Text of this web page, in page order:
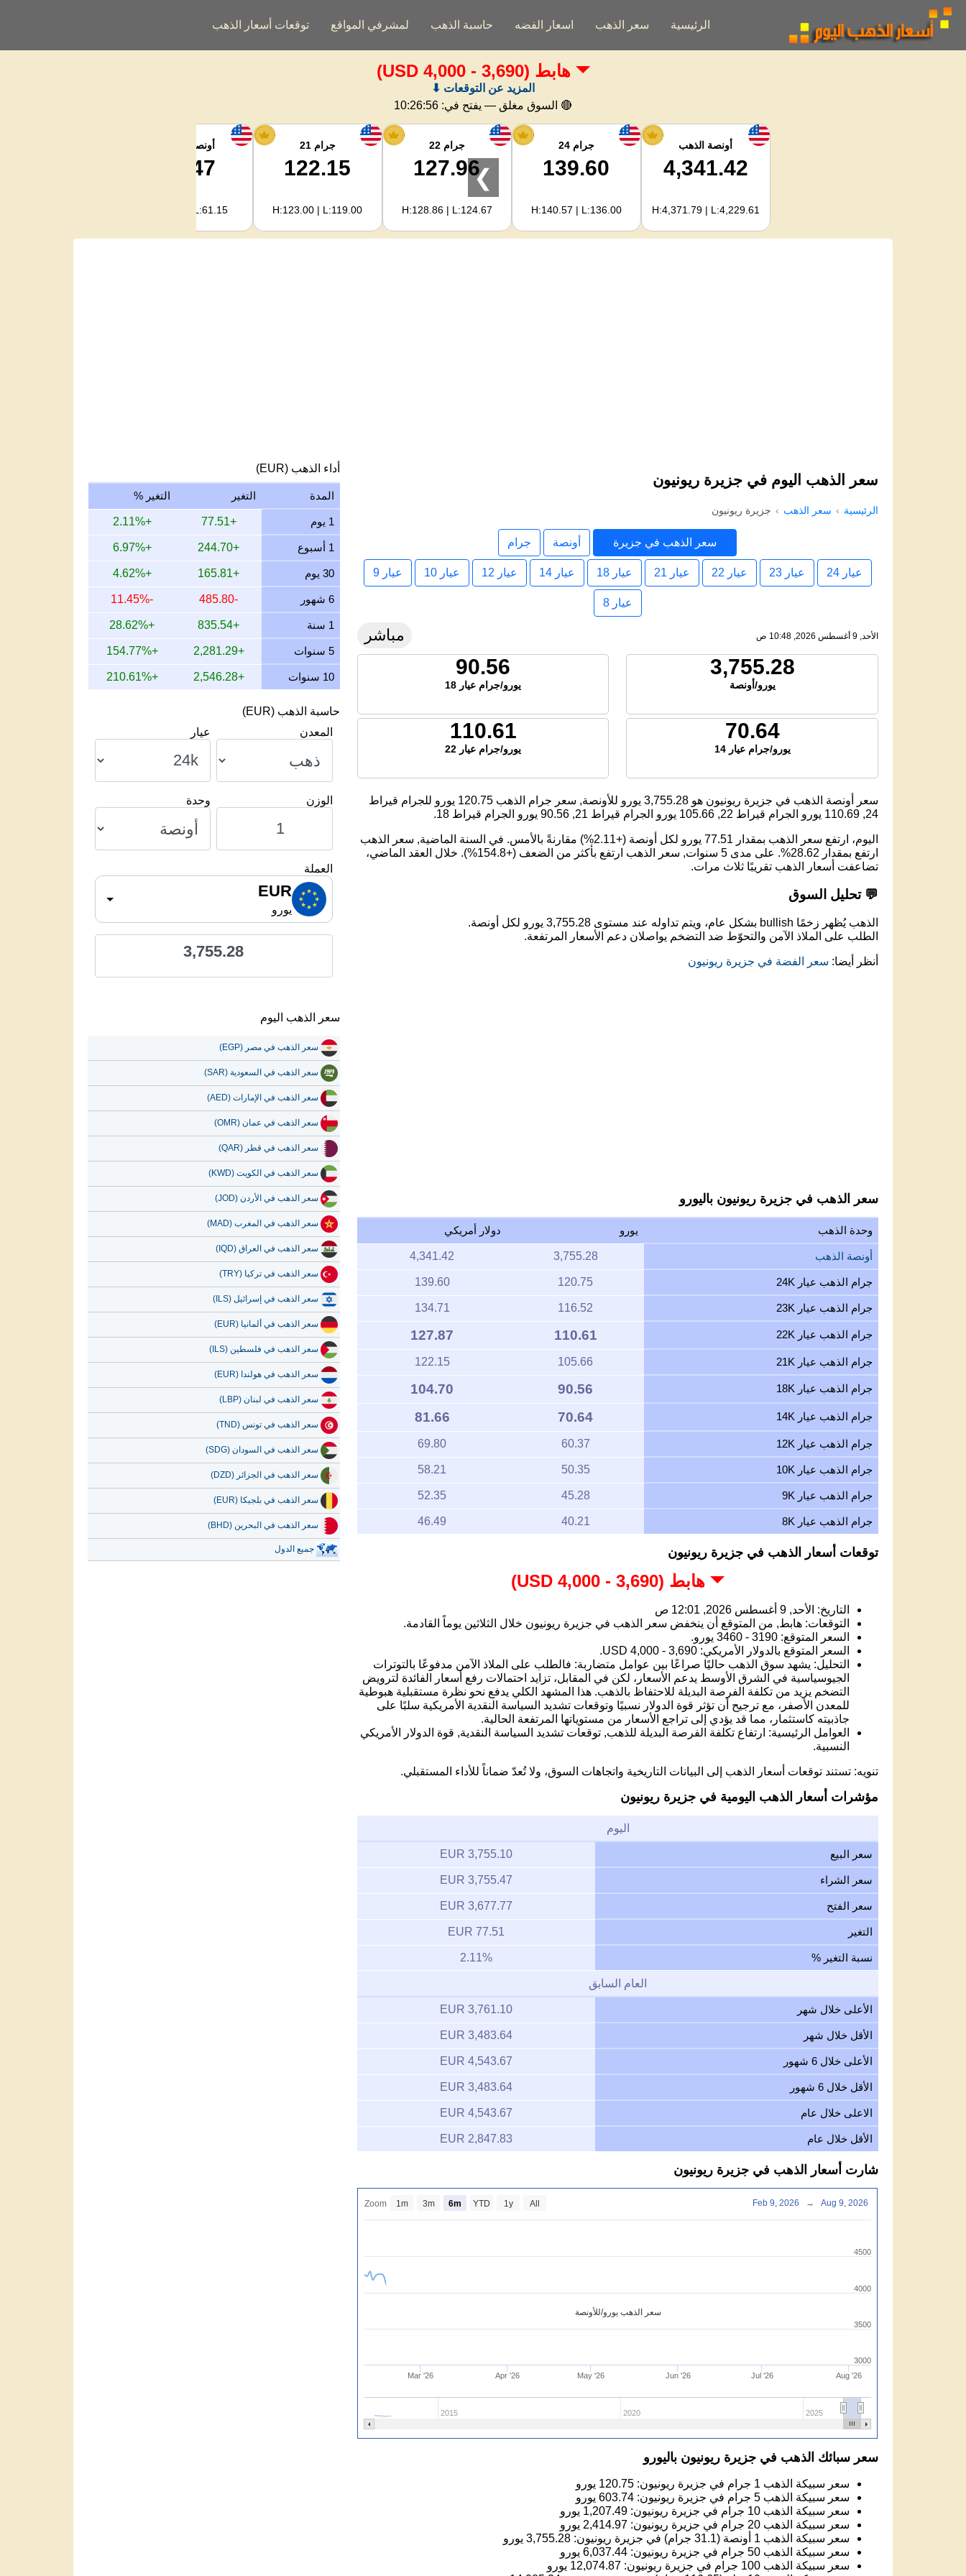
الرئيسية سعر الذهب اسعار الفضه حاسبة الذهب لمشرفي المواقع توقعات أسعار الذهب
هابط (3,690 - 4,000 USD)
المزيد عن التوقعات ⬇
🔴 السوق مغلق — يفتح في: 10:26:55
أونصة الذهب
4,341.42
H:4,371.79 | L:4,229.61
جرام 24
139.60
H:140.57 | L:136.00
جرام 22
127.96
H:128.86 | L:124.67
جرام 21
122.15
H:123.00 | L:119.00
أونصة الفضة
63.47
H:65.13 | L:61.15
❯
سعر الذهب اليوم في جزيرة ريونيون
الرئيسية سعر الذهب جزيرة ريونيون
سعر الذهب في جزيرة
ريونيون
أونصة جرام
عيار 24 عيار 23 عيار 22 عيار 21 عيار 18 عيار 14 عيار 12 عيار 10 عيار 9
عيار 8
الأحد, 9 أغسطس 2026, 10:48 ص مباشر
3,755.28
يورو/أونصة
90.56
يورو/جرام عيار 18
70.64
يورو/جرام عيار 14
110.61
يورو/جرام عيار 22
سعر أونصة الذهب في جزيرة ريونيون هو 3,755.28 يورو للأونصة, سعر جرام الذهب 120.75 يورو للجرام قيراط
24,
110.69 يورو الجرام قيراط 22, 105.66 يورو الجرام قيراط 21, 90.56 يورو الجرام قيراط 18.
اليوم، ارتفع سعر الذهب بمقدار 77.51 يورو لكل أونصة (+2.11%) مقارنةً بالأمس. في السنة الماضية, سعر الذهب
ارتفع بمقدار 28.62%. على مدى 5 سنوات, سعر الذهب ارتفع بأكثر من الضعف (+154.8%). خلال العقد الماضي،
تضاعفت أسعار الذهب تقريبًا ثلاث مرات.
💬 تحليل السوق
الذهب يُظهر زخمًا bullish بشكل عام، ويتم تداوله عند مستوى 3,755.28 يورو لكل أونصة.
الطلب على الملاذ الآمن والتحوّط ضد التضخم يواصلان دعم الأسعار المرتفعة.
أنظر أيضا: سعر الفضة في جزيرة ريونيون
سعر الذهب في جزيرة ريونيون باليورو
وحدة الذهب يورو دولار أمريكي
أونصة الذهب 3,755.28
4,341.42
جرام الذهب عيار 24K 120.75
139.60
جرام الذهب عيار 23K 116.52
134.71
جرام الذهب عيار 22K 110.61
127.87
جرام الذهب عيار 21K 105.66
122.15
جرام الذهب عيار 18K 90.56
104.70
جرام الذهب عيار 14K 70.64
81.66
جرام الذهب عيار 12K 60.37
69.80
جرام الذهب عيار 10K 50.35
58.21
جرام الذهب عيار 9K 45.28
52.35
جرام الذهب عيار 8K 40.21
46.49
توقعات أسعار الذهب في جزيرة ريونيون
هابط (3,690 - 4,000 USD)
التاريخ: الأحد, 9 أغسطس 2026, 12:01 ص
التوقعات: هابط, من المتوقع أن ينخفض سعر الذهب في جزيرة ريونيون خلال الثلاثين يوماً القادمة.
السعر المتوقع: 3190 - 3460 يورو.
السعر المتوقع بالدولار الأمريكي: 3,690 - 4,000 USD.
التحليل: يشهد سوق الذهب حاليًا صراعًا بين عوامل متضاربة: فالطلب على الملاذ الآمن مدفوعًا بالتوترات
الجيوسياسية في الشرق الأوسط يدعم الأسعار، لكن في المقابل، تزايد احتمالات رفع أسعار الفائدة لترويض
التضخم يزيد من تكلفة الفرصة البديلة للاحتفاظ بالذهب. هذا المشهد الكلي يدفع نحو نظرة مستقبلية هبوطية
للمعدن الأصفر، مع ترجيح أن تؤثر قوة الدولار نسبيًا وتوقعات تشديد السياسة النقدية الأمريكية سلبًا على
جاذبيته كاستثمار، مما قد يؤدي إلى تراجع الأسعار من مستوياتها المرتفعة الحالية.
العوامل الرئيسية: ارتفاع تكلفة الفرصة البديلة للذهب, توقعات تشديد السياسة النقدية, قوة الدولار الأمريكي
النسبية.
تنويه: تستند توقعات أسعار الذهب إلى البيانات التاريخية واتجاهات السوق، ولا تُعدّ ضماناً للأداء المستقبلي.
مؤشرات أسعار الذهب اليومية في جزيرة ريونيون
اليوم
سعر البيع 3,755.10 EUR
سعر الشراء 3,755.47 EUR
سعر الفتح 3,677.77 EUR
التغير 77.51 EUR
نسبة التغير % 2.11%
العام السابق
الأعلى خلال شهر 3,761.10 EUR
الأقل خلال شهر 3,483.64 EUR
الأعلى خلال 6 شهور 4,543.67 EUR
الأقل خلال 6 شهور 3,483.64 EUR
الاعلى خلال عام 4,543.67 EUR
الأقل خلال عام 2,847.83 EUR
شارت أسعار الذهب في جزيرة ريونيون
سعر الذهب يورو/للأونصة
Mar '26 Apr '26 May '26 Jun '26 Jul '26 Aug '26
2015 2020 2025
3500
4000
4500
3000
Zoom 1m 3m 6m YTD 1y All Feb 9, 2026 → Aug 9, 2026
سعر سبائك الذهب في جزيرة ريونيون باليورو
سعر سبيكة الذهب 1 جرام في جزيرة ريونيون: 120.75 يورو
سعر سبيكة الذهب 5 جرام في جزيرة ريونيون:
603.74 يورو
سعر سبيكة الذهب 10 جرام في جزيرة ريونيون:
1,207.49 يورو
سعر سبيكة الذهب 20 جرام في جزيرة ريونيون:
2,414.97 يورو
سعر سبيكة الذهب 1 أونصة (31.1 جرام) في جزيرة ريونيون:
3,755.28 يورو
سعر سبيكة الذهب 50 جرام في جزيرة ريونيون:
6,037.44 يورو
سعر سبيكة الذهب 100 جرام في جزيرة ريونيون:
12,074.87 يورو
أداء الذهب (EUR)
المدة التغير التغير %
1 يوم +77.51
+2.11%
1 أسبوع +244.70
+6.97%
30 يوم +165.81
+4.62%
6 شهور -485.80
-11.45%
1 سنة +835.54
+28.62%
5 سنوات +2,281.29
+154.77%
10 سنوات +2,546.28
+210.61%
حاسبة الذهب (EUR)
المعدن
عيار
الوزن وحدة
العملة
EUR
يورو
3,755.28
سعر الذهب اليوم
سعر الذهب في مصر (EGP)
سعر الذهب في السعودية (SAR)
سعر الذهب في الإمارات (AED)
سعر الذهب في عمان (OMR)
سعر الذهب في قطر (QAR)
سعر الذهب في الكويت (KWD)
سعر الذهب في الأردن (JOD)
سعر الذهب في المغرب (MAD)
سعر الذهب في العراق (IQD)
سعر الذهب في تركيا (TRY)
سعر الذهب في إسرائيل (ILS)
سعر الذهب في ألمانيا (EUR)
سعر الذهب في فلسطين (ILS)
سعر الذهب في هولندا (EUR)
سعر الذهب في لبنان (LBP)
سعر الذهب في تونس (TND)
سعر الذهب في السودان (SDG)
سعر الذهب في الجزائر (DZD)
سعر الذهب في بلجيكا (EUR)
سعر الذهب في البحرين (BHD)
جميع الدول